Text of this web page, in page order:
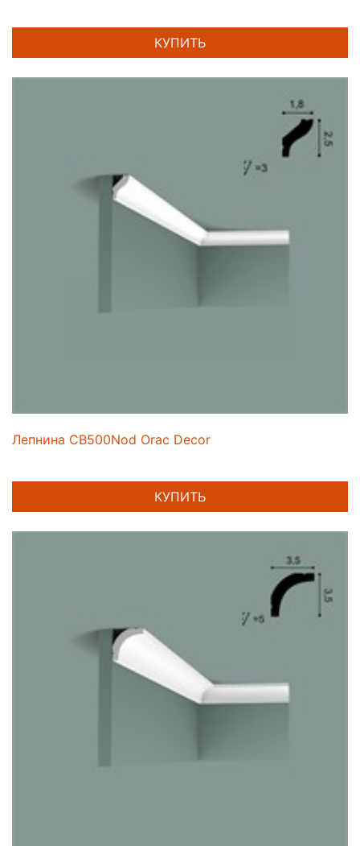
КУПИТЬ
Лепнина CB500Nod Orac Decor
КУПИТЬ